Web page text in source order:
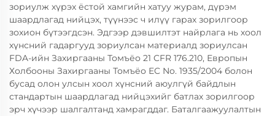
зориулж хүрэх ёстой хамгийн хатуу журам, дүрэм
шаардлагад нийцэх, түүнээс ч илүү гарах зорилгоор
зохион бүтээгдсэн. Эдгээр дэвшилтэт найрлага нь хоол
хүнсний гадаргууд зориулсан материалд зориулсан
FDA-ийн Захиргааны Томъёо 21 CFR 176.210, Европын
Холбооны Захиргааны Томъёо EC No. 1935/2004 болон
бусад олон улсын хоол хүнсний аюулгүй байдлын
стандартын шаардлагад нийцэхийг батлах зорилгоор
эрч хүчээр шалгалтанд хамрагддаг. Баталгаажуулалтын